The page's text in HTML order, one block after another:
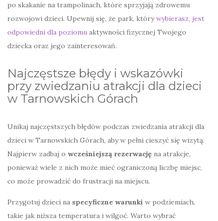
po skakanie na trampolinach, które sprzyjają zdrowemu
rozwojowi dzieci. Upewnij się, że park, którywybierasz, jest
odpowiedni dla poziomu aktywności fizycznej Twojego
dziecka oraz jego zainteresowań.
Najczęstsze błędy i wskazówki
przy zwiedzaniu atrakcji dla dzieci
w Tarnowskich Górach
Unikaj najczęstszych błędów podczas zwiedzania atrakcji dla
dzieci w Tarnowskich Górach, aby w pełni cieszyć się wizytą.
Najpierw zadbaj o wcześniejszą rezerwację na atrakcje,
ponieważ wiele z nich może mieć ograniczoną liczbę miejsc,
co może prowadzić do frustracji na miejscu.
Przygotuj dzieci na specyficzne warunki w podziemiach,
takie jak niższa temperatura i wilgoć. Warto wybrać